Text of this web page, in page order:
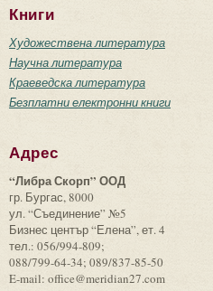
Книги
Художествена литература
Научна литература
Краеведска литература
Безплатни електронни книги
Адрес
“Либра Скорп” ООД
гр. Бургас, 8000
ул. “Съединение” №5
Бизнес център “Елена”, ет. 4
тел.: 056/994-809;
088/799-64-34; 089/837-85-50
E-mail: office@meridian27.com